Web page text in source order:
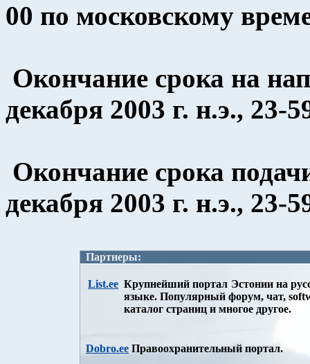
00 по московскому
Окончание срока на
декабря 2003 г. н.э., 23-
Окончание срока
декабря 2003 г. н.э., 23-
Партнеры:
List.ee Крупнейший портал Эстонии на
языке. Популярный форум, чат,
каталог страниц и многое другое.
Dobro.ee Правоохранительный портал.